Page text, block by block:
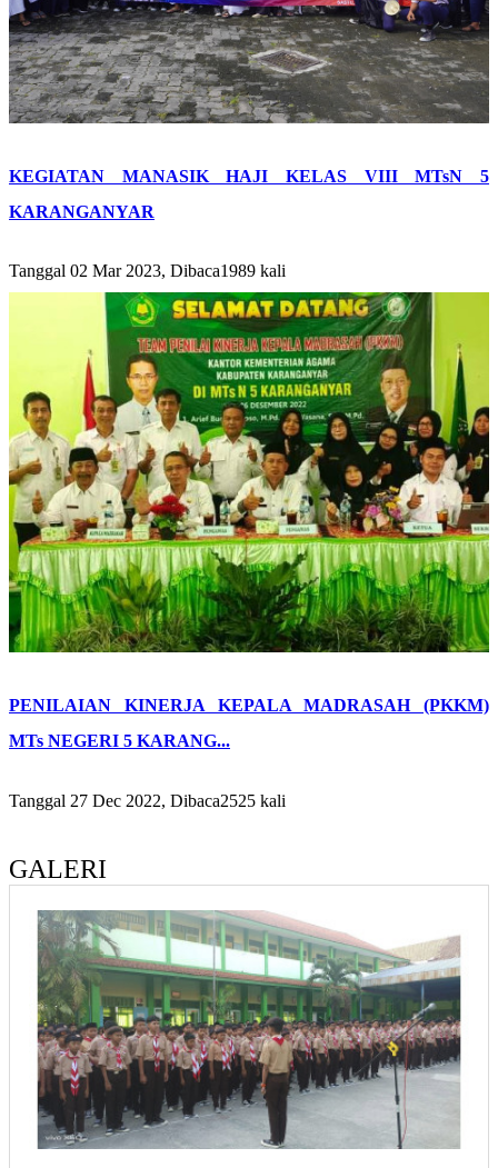
KEGIATAN MANASIK HAJI KELAS VIII MTsN 5
KARANGANYAR
Tanggal 02 Mar 2023, Dibaca1989 kali
PENILAIAN KINERJA KEPALA MADRASAH (PKKM)
MTs NEGERI 5 KARANG...
Tanggal 27 Dec 2022, Dibaca2525 kali
GALERI